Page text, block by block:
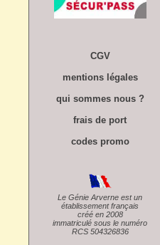
CGV
mentions légales
qui sommes nous ?
frais de port
codes promo
Le Génie Arverne est un
établissement français
créé en 2008
immatriculé sous le numéro
RCS 504326836